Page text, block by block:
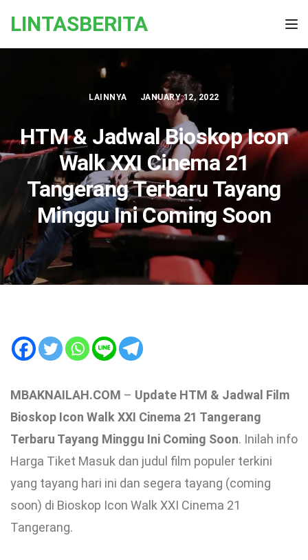
LINTASBERITA
LAINNYA JANUARY 12, 2022
HTM & Jadwal Bioskop Icon
Walk XXI Cinema 21
Tangerang Terbaru Tayang
Minggu Ini Coming Soon
MBAKNAILAH.COM – Update HTM & Jadwal Film
Bioskop Icon Walk XXI Cinema 21 Tangerang
Terbaru Tayang Minggu Ini Coming Soon. Inilah info
Harga Tiket Masuk dan judul film populer terkini
yang tayang hari ini dan segera tayang (coming
soon) di Bioskop Icon Walk XXI Cinema 21
Tangerang.